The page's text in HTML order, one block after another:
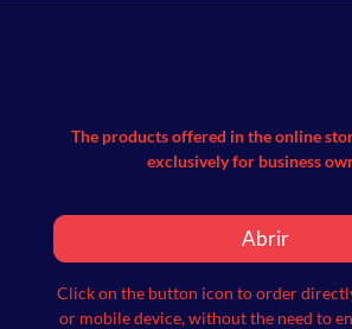
The products offered in the online
exclusively for business
Abrir
Click on the button icon to order
or mobile device, without the need to